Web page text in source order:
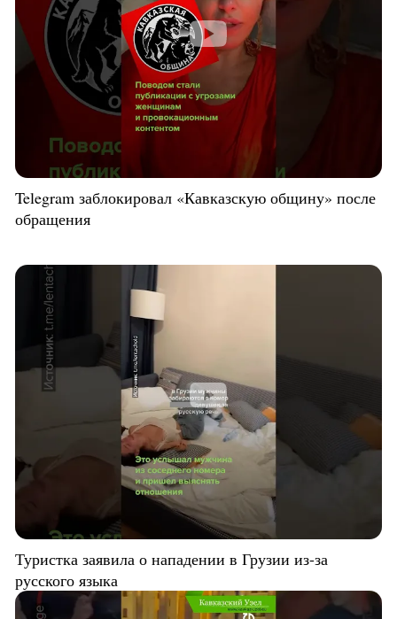
Telegram заблокировал «Кавказскую общину» после
обращения
Туристка заявила о нападении в Грузии из-за
русского языка